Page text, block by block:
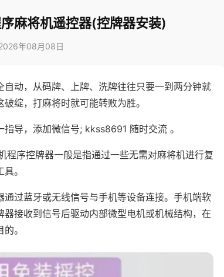
麻将机遥控器(控牌器安装)
年08月08日
动，从码牌、上牌、洗牌往往只要一到两分钟就
绽，打麻将时就可能转败为胜。
导，添加微信号; kkss8691 随时交流 。
程序控牌器一般是指通过一些无需对麻将机进行复
。
过蓝牙或无线信号与手机等设备连接。手机端软
接收到信号后驱动内部微型电机或机械结构，在
。